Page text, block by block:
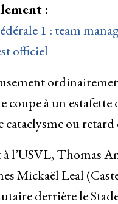
:
1 : team
officiel
coupe à un
cataclysme ou
à l’USVL, Thomas
Mickaël Leal
derrière le